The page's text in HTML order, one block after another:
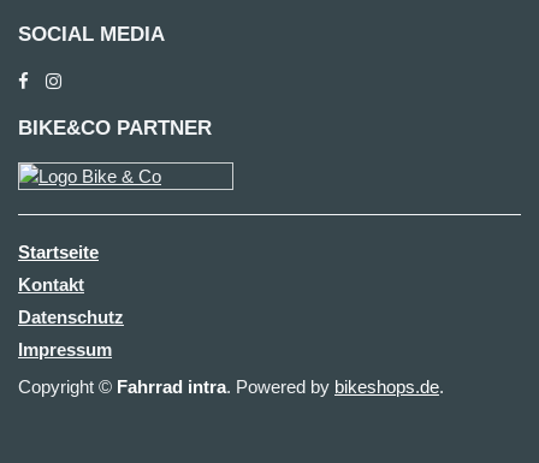
SOCIAL MEDIA
BIKE&CO PARTNER
Startseite
Kontakt
Datenschutz
Impressum
Copyright © Fahrrad intra. Powered by bikeshops.de.